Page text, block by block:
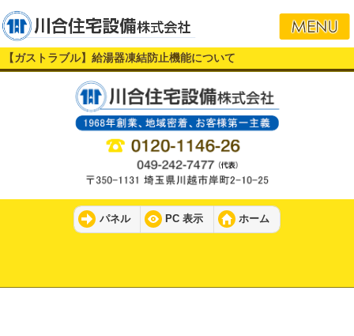
【ガストラブル】給湯器凍結防止機能について
パネル PC 表示 ホーム